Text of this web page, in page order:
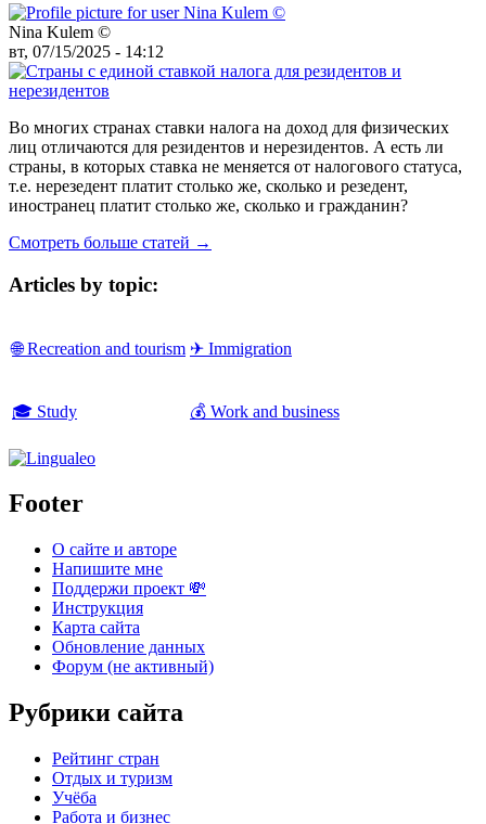
Nina Kulem ©️
вт, 07/15/2025 - 14:12
Во многих странах ставки налога на доход для физических
лиц отличаются для резидентов и нерезидентов. А есть ли
страны, в которых ставка не меняется от налогового статуса,
т.е. нерезедент платит столько же, сколько и резедент,
иностранец платит столько же, сколько и гражданин?
Смотреть больше статей →
Articles by topic:
🌐 Recreation and tourism ✈ Immigration
🎓 Study 💰 Work and business
Footer
О сайте и авторе
Напишите мне
Поддержи проект 💸
Инструкция
Карта сайта
Обновление данных
Форум (не активный)
Рубрики сайта
Рейтинг стран
Отдых и туризм
Учёба
Работа и бизнес